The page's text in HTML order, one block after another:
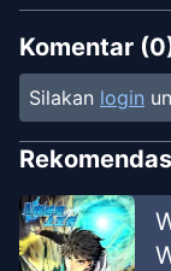
Chapter3
Freeroms
Chapter2
Freeroms
Chapter1
Freeroms
Komentar (0
Silakan login